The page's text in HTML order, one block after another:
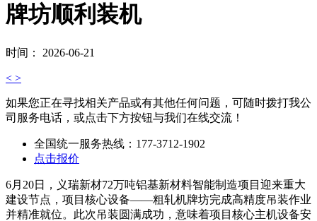
牌坊顺利装机
时间： 2026-06-21
< >
如果您正在寻找相关产品或有其他任何问题，可随时拨打我公
司服务电话，或点击下方按钮与我们在线交流！
全国统一服务热线： 177-3712-1902
点击报价
6月20日，义瑞新材72万吨铝基新材料智能制造项目迎来重大
建设节点，项目核心设备——粗轧机牌坊完成高精度吊装作业
并精准就位。此次吊装圆满成功，意味着项目核心主机设备安